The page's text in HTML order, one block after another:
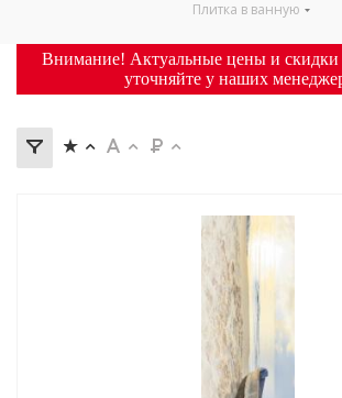
Плитка в ванную
Внимание! Актуальные цены и
уточняйте у наших